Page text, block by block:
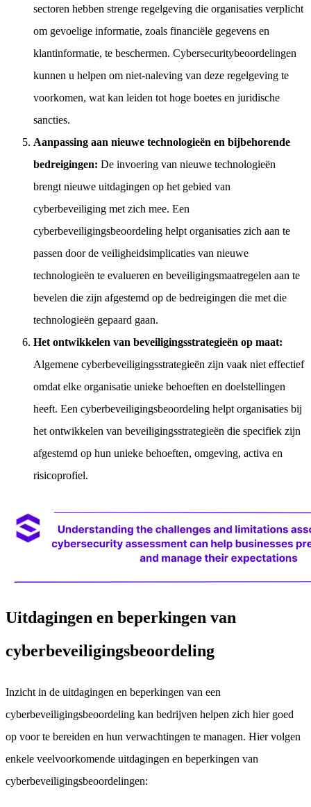
sectoren hebben strenge regelgeving die organisaties verplicht
om gevoelige informatie, zoals financiële gegevens en
klantinformatie, te beschermen. Cybersecuritybeoordelingen
kunnen u helpen om niet-naleving van deze regelgeving te
voorkomen, wat kan leiden tot hoge boetes en juridische
sancties.
Aanpassing aan nieuwe technologieën en bijbehorende
bedreigingen: De invoering van nieuwe technologieën
brengt nieuwe uitdagingen op het gebied van
cyberbeveiliging met zich mee. Een
cyberbeveiligingsbeoordeling helpt organisaties zich aan te
passen door de veiligheidsimplicaties van nieuwe
technologieën te evalueren en beveiligingsmaatregelen aan te
bevelen die zijn afgestemd op de bedreigingen die met die
technologieën gepaard gaan.
Het ontwikkelen van beveiligingsstrategieën op maat:
Algemene cyberbeveiligingsstrategieën zijn vaak niet effectief
omdat elke organisatie unieke behoeften en doelstellingen
heeft. Een cyberbeveiligingsbeoordeling helpt organisaties bij
het ontwikkelen van beveiligingsstrategieën die specifiek zijn
afgestemd op hun unieke behoeften, omgeving, activa en
risicoprofiel.
Uitdagingen en beperkingen van
cyberbeveiligingsbeoordeling
Inzicht in de uitdagingen en beperkingen van een
cyberbeveiligingsbeoordeling kan bedrijven helpen zich hier goed
op voor te bereiden en hun verwachtingen te managen. Hier volgen
enkele veelvoorkomende uitdagingen en beperkingen van
cyberbeveiligingsbeoordelingen: